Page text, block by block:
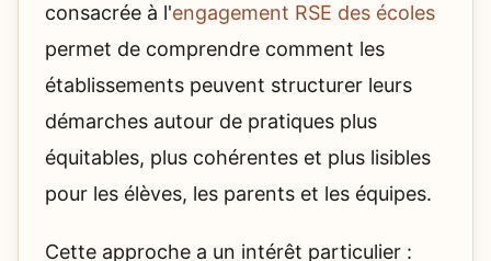
consacrée à l'engagement RSE des écoles
permet de comprendre comment les
établissements peuvent structurer leurs
démarches autour de pratiques plus
équitables, plus cohérentes et plus lisibles
pour les élèves, les parents et les équipes.
Cette approche a un intérêt particulier :